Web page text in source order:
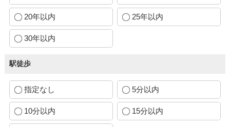
20年以内 25年以内
30年以内
駅徒歩
指定なし 5分以内
10分以内 15分以内